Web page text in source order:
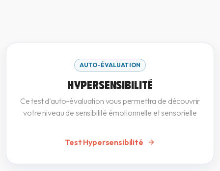
AUTO-ÉVALUATION
HYPERSENSIBILITÉ
Ce test d'auto-évaluation vous permettra de découvrir
votre niveau de sensibilité émotionnelle et sensorielle
Test Hypersensibilité